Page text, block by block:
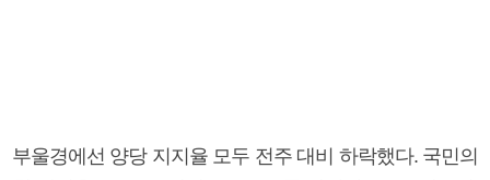
부울경에선 양당 지지율 모두 전주 대비 하락했다. 국민의